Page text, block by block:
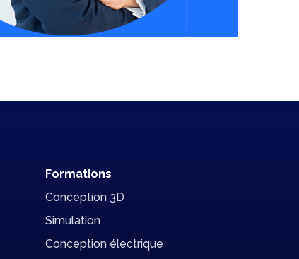
Formations
Conception 3D
Simulation
Conception électrique